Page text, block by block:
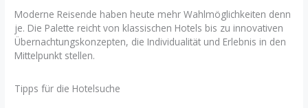
Moderne Reisende haben heute mehr Wahlmöglichkeiten denn
je. Die Palette reicht von klassischen Hotels bis zu innovativen
Übernachtungskonzepten, die Individualität und Erlebnis in den
Mittelpunkt stellen.
Tipps für die Hotelsuche